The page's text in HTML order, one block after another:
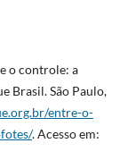
o controle: a
Brasil. São Paulo,
entre-o-
. Acesso em: